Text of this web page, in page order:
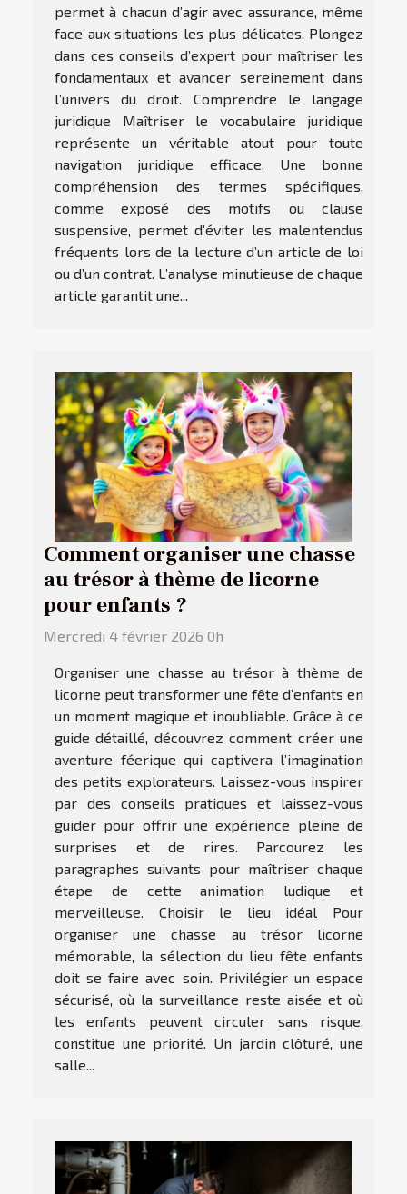
permet à chacun d’agir avec assurance, même
face aux situations les plus délicates. Plongez
dans ces conseils d’expert pour maîtriser les
fondamentaux et avancer sereinement dans
l’univers du droit. Comprendre le langage
juridique Maîtriser le vocabulaire juridique
représente un véritable atout pour toute
navigation juridique efficace. Une bonne
compréhension des termes spécifiques,
comme exposé des motifs ou clause
suspensive, permet d’éviter les malentendus
fréquents lors de la lecture d’un article de loi
ou d’un contrat. L’analyse minutieuse de chaque
article garantit une...
Comment organiser une chasse
au trésor à thème de licorne
pour enfants ?
Mercredi 4 février 2026 0h
Organiser une chasse au trésor à thème de
licorne peut transformer une fête d’enfants en
un moment magique et inoubliable. Grâce à ce
guide détaillé, découvrez comment créer une
aventure féerique qui captivera l’imagination
des petits explorateurs. Laissez-vous inspirer
par des conseils pratiques et laissez-vous
guider pour offrir une expérience pleine de
surprises et de rires. Parcourez les
paragraphes suivants pour maîtriser chaque
étape de cette animation ludique et
merveilleuse. Choisir le lieu idéal Pour
organiser une chasse au trésor licorne
mémorable, la sélection du lieu fête enfants
doit se faire avec soin. Privilégier un espace
sécurisé, où la surveillance reste aisée et où
les enfants peuvent circuler sans risque,
constitue une priorité. Un jardin clôturé, une
salle...